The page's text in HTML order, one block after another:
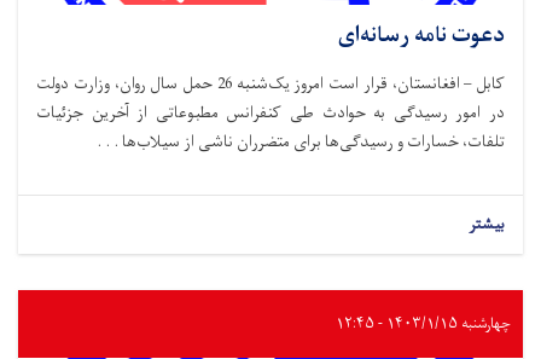
دعوت نامه رسانه‌ای
کابل – افغانستان، قرار است امروز یک‌شنبه 26 حمل سال روان، وزارت دولت
در امور رسیدگی به حوادث طی کنفرانس مطبوعاتی از آخرین جزئیات
تلفات، خسارات و رسیدگی‌ها برای متضرران ناشی از سیلاب‌ها . . .
بیشتر
چهارشنبه ۱۴۰۳/۱/۱۵ - ۱۲:۴۵